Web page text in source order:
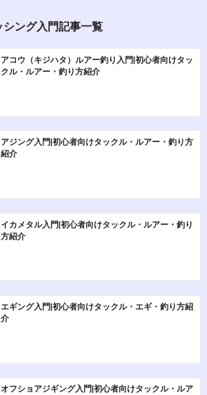
ング入門記事一覧
アコウ（キジハタ）ルアー釣り入門|初心者向けタッ
クル・ルアー・釣り方紹介
アジング入門|初心者向けタックル・ルアー・釣り方
紹介
イカメタル入門|初心者向けタックル・ルアー・釣り
方紹介
エギング入門|初心者向けタックル・エギ・釣り方紹
介
オフショアジギング入門|初心者向けタックル・ルア